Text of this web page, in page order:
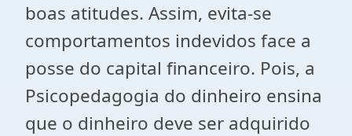
boas atitudes. Assim, evita-se
comportamentos indevidos face a
posse do capital financeiro. Pois, a
Psicopedagogia do dinheiro ensina
que o dinheiro deve ser adquirido